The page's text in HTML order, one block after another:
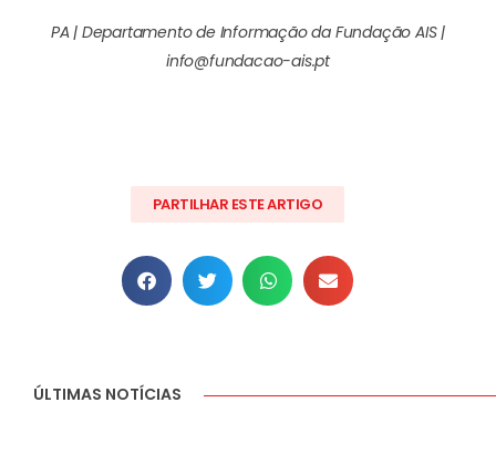
PA | Departamento de Informação da Fundação AIS |
info@fundacao-ais.pt
PARTILHAR ESTE ARTIGO
ÚLTIMAS NOTÍCIAS